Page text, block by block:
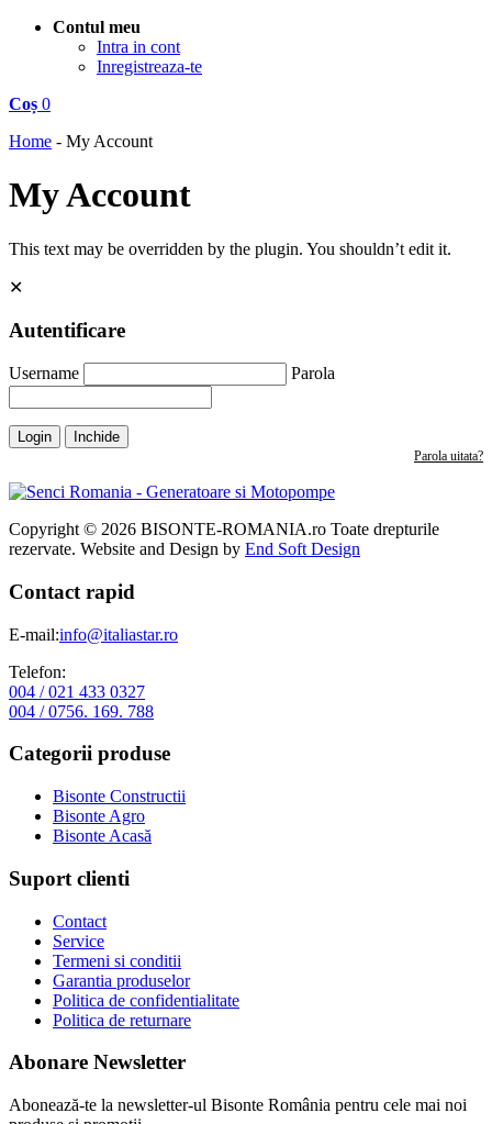
Contul meu
Intra in cont
Inregistreaza-te
Coș 0
Home - My Account
My Account
This text may be overridden by the plugin. You shouldn’t edit it.
✕
Autentificare
Username Parola
Login Inchide
Parola uitata?
Copyright © 2026 BISONTE-ROMANIA.ro Toate drepturile
rezervate. Website and Design by End Soft Design
Contact rapid
E-mail:info@italiastar.ro
Telefon:
004 / 021 433 0327
004 / 0756. 169. 788
Categorii produse
Bisonte Constructii
Bisonte Agro
Bisonte Acasă
Suport clienti
Contact
Service
Termeni si conditii
Garantia produselor
Politica de confidentialitate
Politica de returnare
Abonare Newsletter
Abonează-te la newsletter-ul Bisonte România pentru cele mai noi